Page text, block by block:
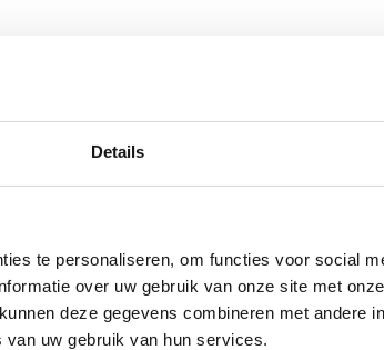
Details
te personaliseren, om functies voor social
over uw gebruik van onze site met
deze gegevens combineren met andere
uw gebruik van hun services.
Hulp nodig of